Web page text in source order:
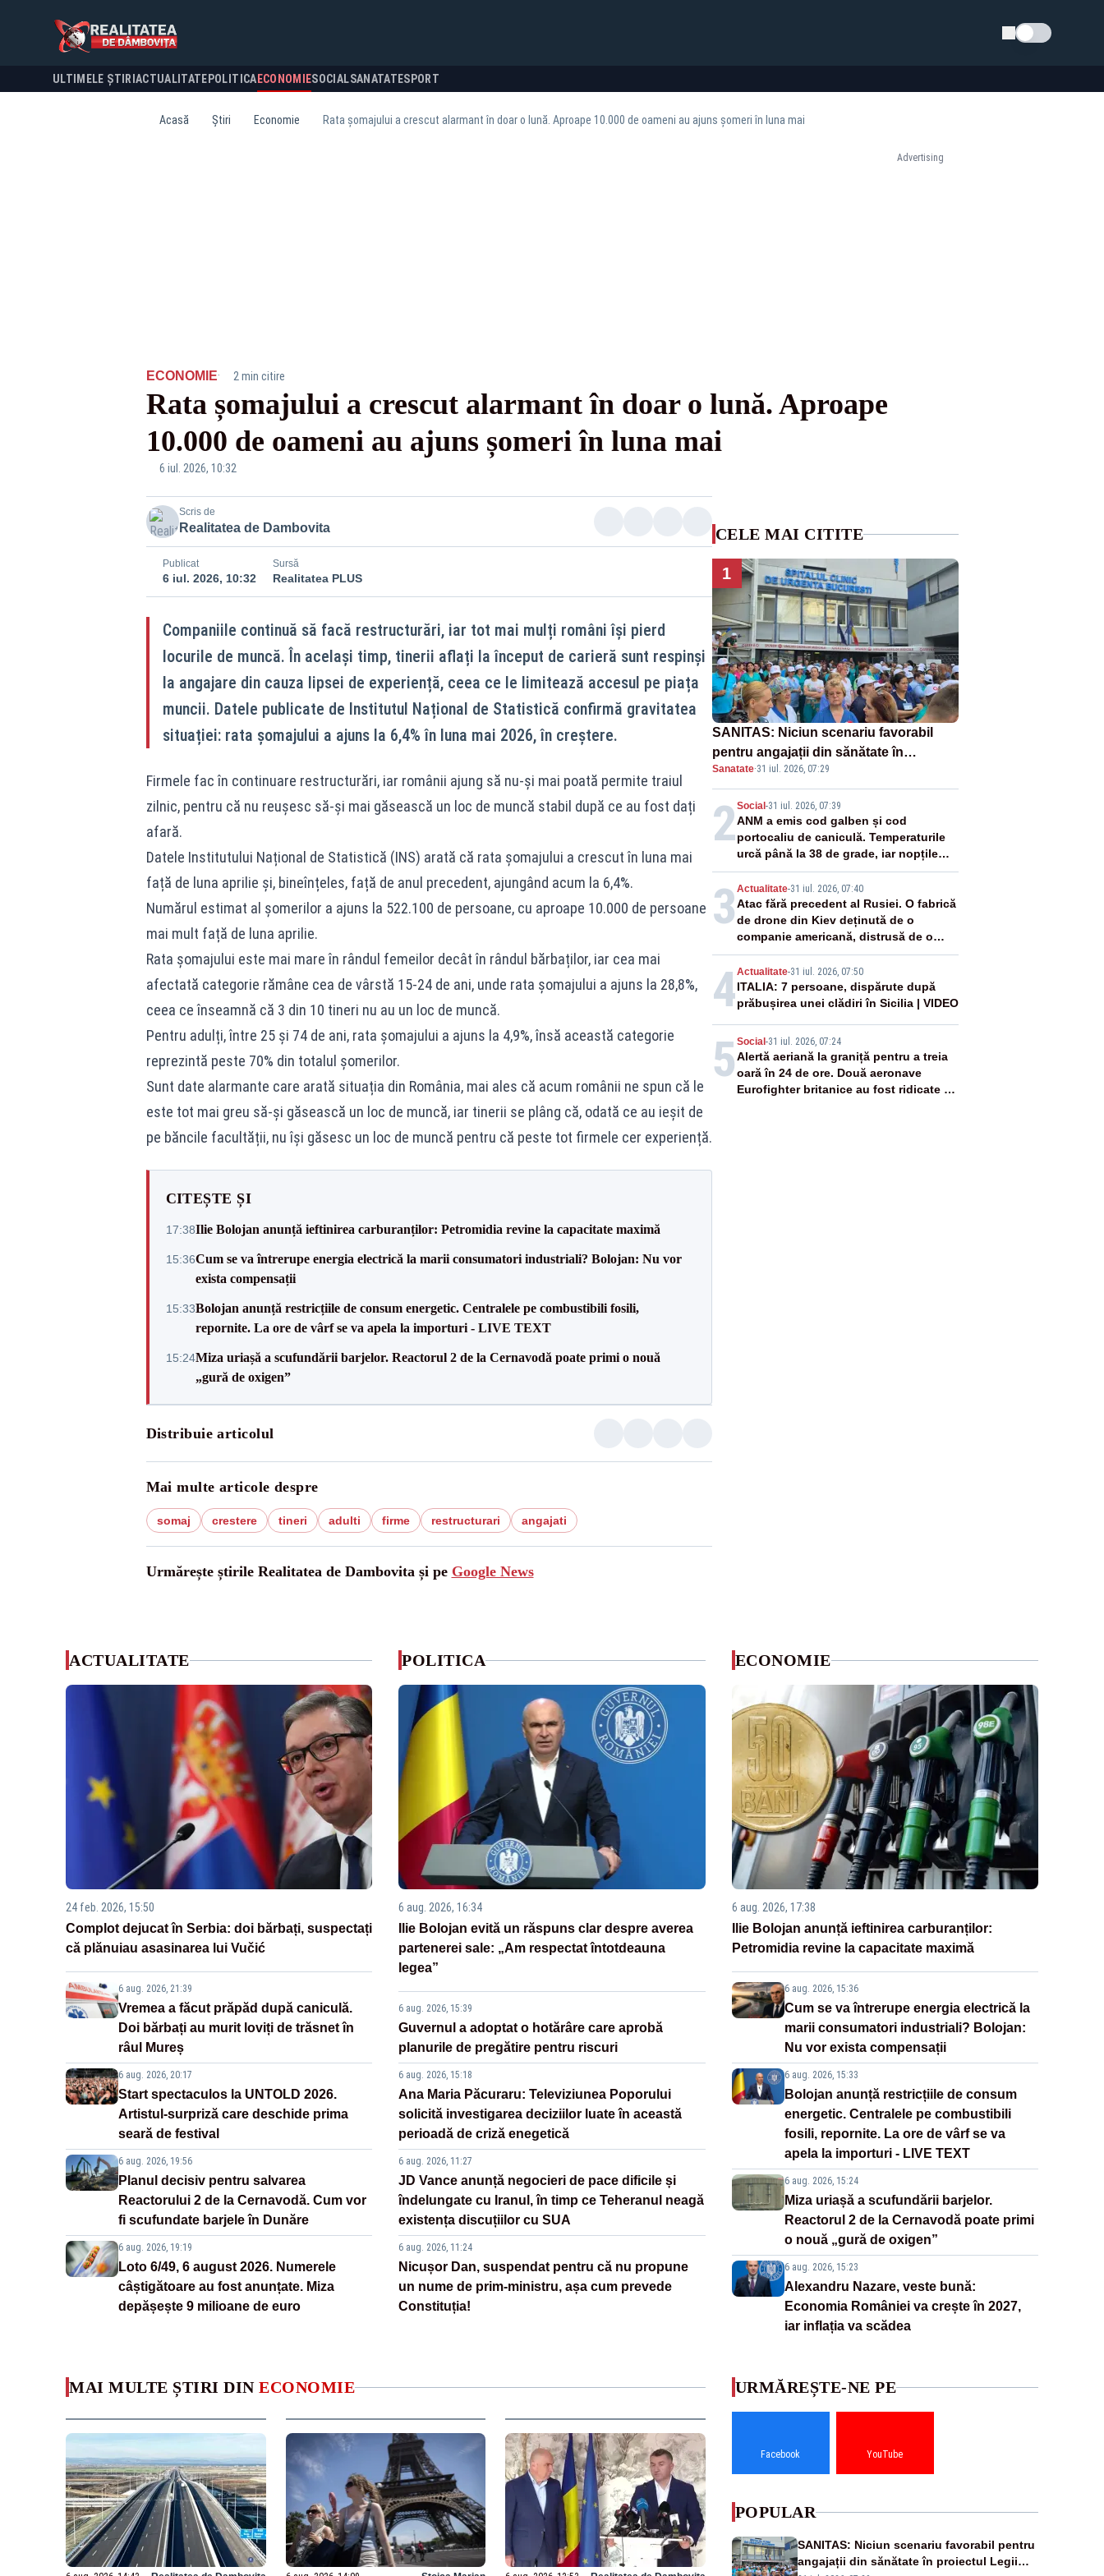
Schimba tema
ULTIMELE ȘTIRI ACTUALITATE POLITICA ECONOMIESOCIALSANATATESPORT
Acasă Știri Economie Rata șomajului a crescut alarmant în doar o lună. Aproape 10.000 de oameni au ajuns șomeri în luna mai
Advertising
ECONOMIE· 2 min citire
Rata șomajului a crescut alarmant în doar o lună. Aproape
10.000 de oameni au ajuns șomeri în luna mai
6 iul. 2026, 10:32
Scris de
Realitatea de Dambovita
Publicat
6 iul. 2026, 10:32
Sursă
Realitatea PLUS
Companiile continuă să facă restructurări, iar tot mai mulți români își pierd
locurile de muncă. În același timp, tinerii aflați la început de carieră sunt respinși
la angajare din cauza lipsei de experiență, ceea ce le limitează accesul pe piața
muncii. Datele publicate de Institutul Național de Statistică confirmă gravitatea
situației: rata șomajului a ajuns la 6,4% în luna mai 2026, în creștere.
Firmele fac în continuare restructurări, iar românii ajung să nu-și mai poată permite traiul
zilnic, pentru că nu reușesc să-și mai găsească un loc de muncă stabil după ce au fost dați
afară.
Datele Institutului Național de Statistică (INS) arată că rata șomajului a crescut în luna mai
față de luna aprilie și, bineînțeles, față de anul precedent, ajungând acum la 6,4%.
Numărul estimat al șomerilor a ajuns la 522.100 de persoane, cu aproape 10.000 de persoane
mai mult față de luna aprilie.
Rata șomajului este mai mare în rândul femeilor decât în rândul bărbaților, iar cea mai
afectată categorie rămâne cea de vârstă 15-24 de ani, unde rata șomajului a ajuns la 28,8%,
ceea ce înseamnă că 3 din 10 tineri nu au un loc de muncă.
Pentru adulți, între 25 și 74 de ani, rata șomajului a ajuns la 4,9%, însă această categorie
reprezintă peste 70% din totalul șomerilor.
Sunt date alarmante care arată situația din România, mai ales că acum românii ne spun că le
este tot mai greu să-și găsească un loc de muncă, iar tinerii se plâng că, odată ce au ieșit de
pe băncile facultății, nu își găsesc un loc de muncă pentru că peste tot firmele cer experiență.
CITEȘTE ȘI
17:38Ilie Bolojan anunță ieftinirea carburanților: Petromidia revine la capacitate maximă
15:36Cum se va întrerupe energia electrică la marii consumatori industriali? Bolojan: Nu vor
exista compensații
15:33Bolojan anunță restricțiile de consum energetic. Centralele pe combustibili fosili,
repornite. La ore de vârf se va apela la importuri - LIVE TEXT
15:24Miza uriașă a scufundării barjelor. Reactorul 2 de la Cernavodă poate primi o nouă
„gură de oxigen”
Distribuie articolul
Mai multe articole despre
somaj crestere tineri adulti firme restructurari angajati
Urmărește știrile Realitatea de Dambovita și pe Google News
CELE MAI CITITE
1
SANITAS: Niciun scenariu favorabil
pentru angajații din sănătate în
proiectul Legii salarizării
Sanatate·31 iul. 2026, 07:29
2Social -31 iul. 2026, 07:39
ANM a emis cod galben și cod
portocaliu de caniculă. Temperaturile
urcă până la 38 de grade, iar nopțile
devin tropicale
3 Actualitate-31 iul. 2026, 07:40
Atac fără precedent al Rusiei. O fabrică
de drone din Kiev deținută de o
companie americană, distrusă de o
rachetă rusească
4Actualitate-31 iul. 2026, 07:50
ITALIA: 7 persoane, dispărute după
prăbușirea unei clădiri în Sicilia | VIDEO
5 Social -31 iul. 2026, 07:24
Alertă aeriană la graniță pentru a treia
oară în 24 de ore. Două aeronave
Eurofighter britanice au fost ridicate de
ACTUALITATE
24 feb. 2026, 15:50
Complot dejucat în Serbia: doi bărbați, suspectați
că plănuiau asasinarea lui Vučić
6 aug. 2026, 21:39
Vremea a făcut prăpăd după caniculă.
Doi bărbați au murit loviți de trăsnet în
râul Mureș
6 aug. 2026, 20:17
Start spectaculos la UNTOLD 2026.
Artistul-surpriză care deschide prima
seară de festival
6 aug. 2026, 19:56
Planul decisiv pentru salvarea
Reactorului 2 de la Cernavodă. Cum vor
fi scufundate barjele în Dunăre
6 aug. 2026, 19:19
Loto 6/49, 6 august 2026. Numerele
câștigătoare au fost anunțate. Miza
depășește 9 milioane de euro
POLITICA
6 aug. 2026, 16:34
Ilie Bolojan evită un răspuns clar despre averea
partenerei sale: „Am respectat întotdeauna
legea”
6 aug. 2026, 15:39
Guvernul a adoptat o hotărâre care aprobă
planurile de pregătire pentru riscuri
6 aug. 2026, 15:18
Ana Maria Păcuraru: Televiziunea Poporului
solicită investigarea deciziilor luate în această
perioadă de criză enegetică
6 aug. 2026, 11:27
JD Vance anunță negocieri de pace dificile și
îndelungate cu Iranul, în timp ce Teheranul neagă
existența discuțiilor cu SUA
6 aug. 2026, 11:24
Nicușor Dan, suspendat pentru că nu propune
un nume de prim-ministru, așa cum prevede
Constituția!
ECONOMIE
6 aug. 2026, 17:38
Ilie Bolojan anunță ieftinirea carburanților:
Petromidia revine la capacitate maximă
6 aug. 2026, 15:36
Cum se va întrerupe energia electrică la
marii consumatori industriali? Bolojan:
Nu vor exista compensații
6 aug. 2026, 15:33
Bolojan anunță restricțiile de consum
energetic. Centralele pe combustibili
fosili, repornite. La ore de vârf se va
apela la importuri - LIVE TEXT
6 aug. 2026, 15:24
Miza uriașă a scufundării barjelor.
Reactorul 2 de la Cernavodă poate primi
o nouă „gură de oxigen”
6 aug. 2026, 15:23
Alexandru Nazare, veste bună:
Economia României va crește în 2027,
iar inflația va scădea
MAI MULTE ȘTIRI DIN ECONOMIE URMĂREȘTE-NE PE
Facebook YouTube
POPULAR
SANITAS: Niciun scenariu favorabil pentru
angajații din sănătate în proiectul Legii